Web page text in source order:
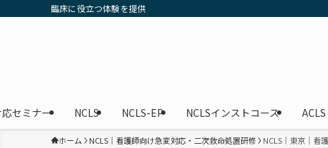
臨床に役立つ体験を提供
セミナー NCLS NCLS-EP NCLSインストコース
ホーム NCLS｜看護師向け急変対応・二次救命処置研修 NCLS｜東京｜看